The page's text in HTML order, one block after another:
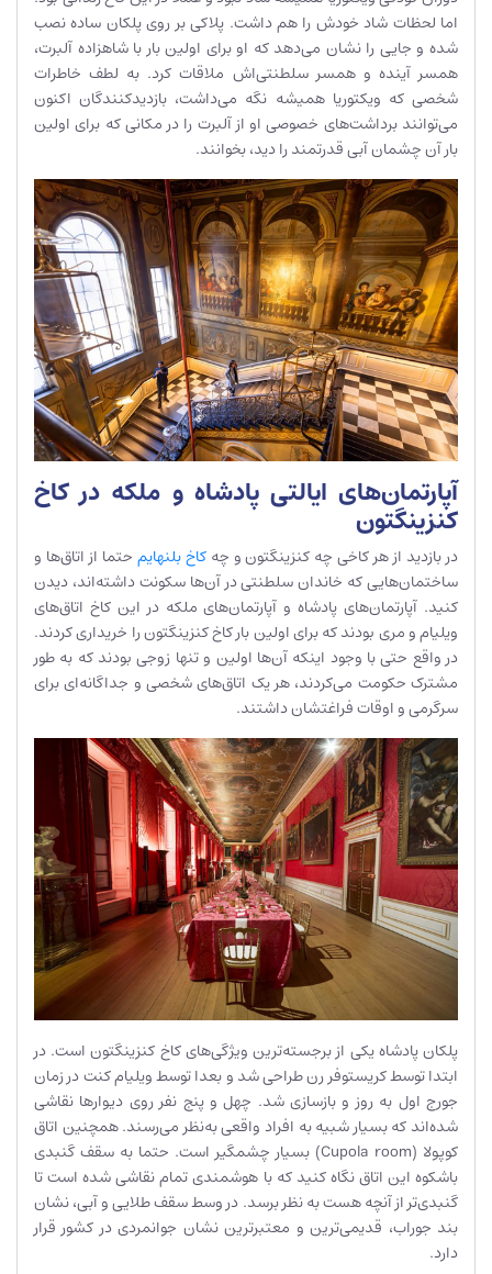
اما لحظات شاد خودش را هم داشت. پلاکی بر روی پلکان ساده نصب
شده و جایی را نشان می‌دهد که او برای اولین بار با شاهزاده آلبرت،
همسر آینده و همسر سلطنتی‌اش ملاقات کرد. به لطف خاطرات
شخصی که ویکتوریا همیشه نگه می‌داشت، بازدیدکنندگان اکنون
می‌توانند برداشت‌های خصوصی او از آلبرت را در مکانی که برای اولین
بار آن چشمان آبی قدرتمند را دید، بخوانند.
آپارتمان‌های ایالتی پادشاه و ملکه در کاخ
کنزینگتون
در بازدید از هر کاخی چه کنزینگتون و چهکاخ بلنهایم حتما از اتاق‌ها و
ساختمان‌هایی که خاندان سلطنتی در آن‌ها سکونت داشته‌اند، دیدن
کنید. آپارتمان‌های پادشاه و آپارتمان‌های ملکه در این کاخ اتاق‌های
ویلیام و مری بودند که برای اولین بار کاخ کنزینگتون را خریداری کردند.
در واقع حتی با وجود اینکه آن‌ها اولین و تنها زوجی بودند که به طور
مشترک حکومت می‌کردند، هر یک اتاق‌های شخصی و جداگانه‌ای برای
سرگرمی و اوقات فراغتشان داشتند.
پلکان پادشاه یکی از برجسته‌ترین ویژگی‌های کاخ کنزینگتون است. در
ابتدا توسط کریستوفر رن طراحی شد و بعدا توسط ویلیام کنت در زمان
جورج اول به روز و بازسازی شد. چهل و پنج نفر روی دیوارها نقاشی
شده‌اند که بسیار شبیه به افراد واقعی به‌نظر می‌رسند. همچنین اتاق
کوپولا (Cupola room) بسیار چشمگیر است. حتما به سقف گنبدی
باشکوه این اتاق نگاه کنید که با هوشمندی تمام نقاشی شده است تا
گنبدی‌تر از آنچه هست به نظر برسد. در وسط سقف طلایی و آبی، نشان
بند جوراب، قدیمی‌ترین و معتبرترین نشان جوانمردی در کشور قرار
دارد.